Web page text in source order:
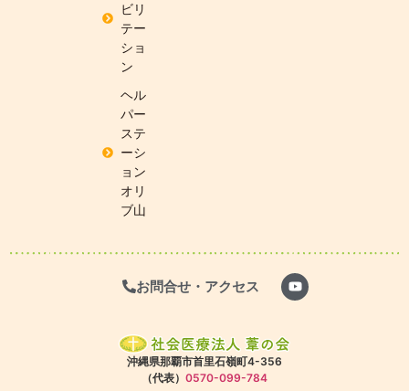
ビリ
テー
ショ
ン
ヘル
パー
ステ
ーシ
ョン
オリ
ブ山
お問合せ・アクセス
沖縄県那覇市首里石嶺町4-356
（代表） 0570-099-784